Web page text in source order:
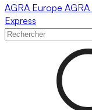
AGRA Europe AGRA
Express